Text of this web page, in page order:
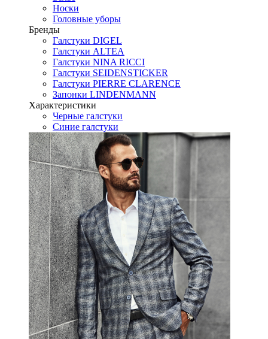
Носки
Головные уборы
Бренды
Галстуки DIGEL
Галстуки ALTEA
Галстуки NINA RICCI
Галстуки SEIDENSTICKER
Галстуки PIERRE CLARENCE
Запонки LINDENMANN
Характеристики
Черные галстуки
Синие галстуки